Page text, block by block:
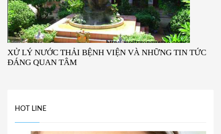
XỬ LÝ NƯỚC THẢI BỆNH VIỆN VÀ NHỮNG TIN TỨC
ĐÁNG QUAN TÂM
HOT LINE